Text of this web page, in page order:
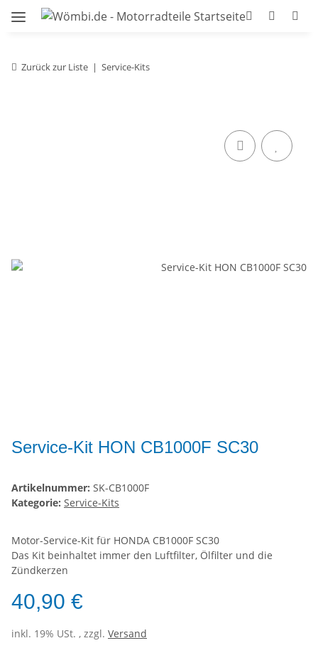
Zurück zur Liste Service-Kits
Service-Kit HON CB1000F SC30
Artikelnummer: SK-CB1000F
Kategorie: Service-Kits
Motor-Service-Kit für HONDA CB1000F SC30
Das Kit beinhaltet immer den Luftfilter, Ölfilter und die
Zündkerzen
40,90 €
inkl. 19% USt. , zzgl. Versand